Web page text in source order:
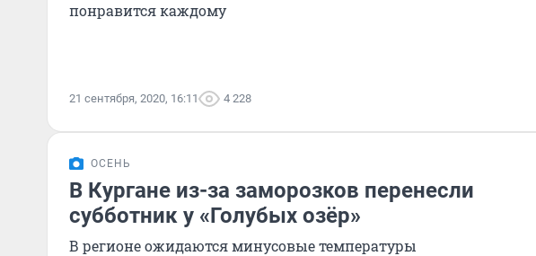
понравится каждому
21 сентября, 2020, 16:11 4 228
ОСЕНЬ
В Кургане из-за заморозков перенесли
субботник у «Голубых озёр»
В регионе ожидаются минусовые температуры